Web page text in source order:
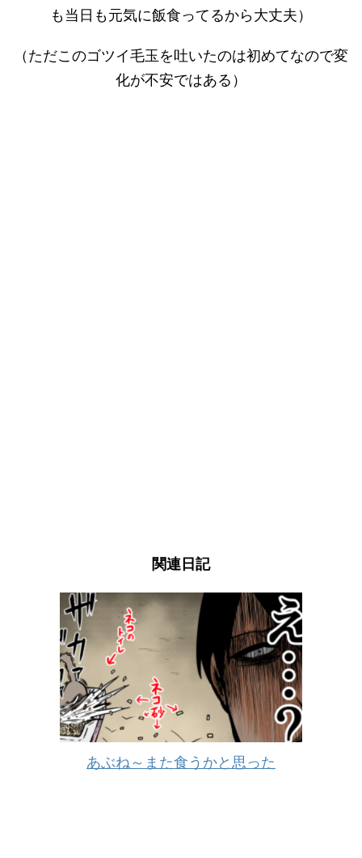
も当日も元気に飯食ってるから大丈夫）
（ただこのゴツイ毛玉を吐いたのは初めてなので変
化が不安ではある）
関連日記
あぶね～また食うかと思った